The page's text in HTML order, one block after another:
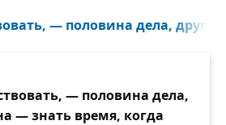
— половина дела,
— половина дела,
— знать время, когда